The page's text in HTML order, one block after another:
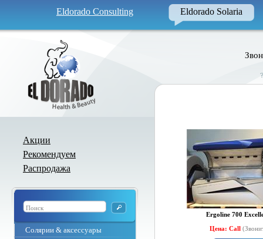
Eldorado Consulting Eldorado Solaria
Акции
Рекомендуем
Распродажа
Солярии & аксессуары
Ergoline 700
Цена: Call